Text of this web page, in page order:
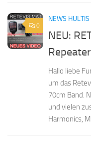
0
NEWS
NEU:
Repeater
Hallo liebe
um das
70cm Band.
und vielen
Harmonics,